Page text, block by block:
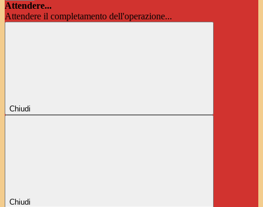
Attendere...
Attendere il completamento dell'operazione...
Chiudi
Chiudi